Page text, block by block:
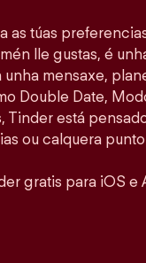
as túas
lle gustas, é
unha mensaxe,
Double Date,
Tinder está
ou calquera
gratis para iOS e